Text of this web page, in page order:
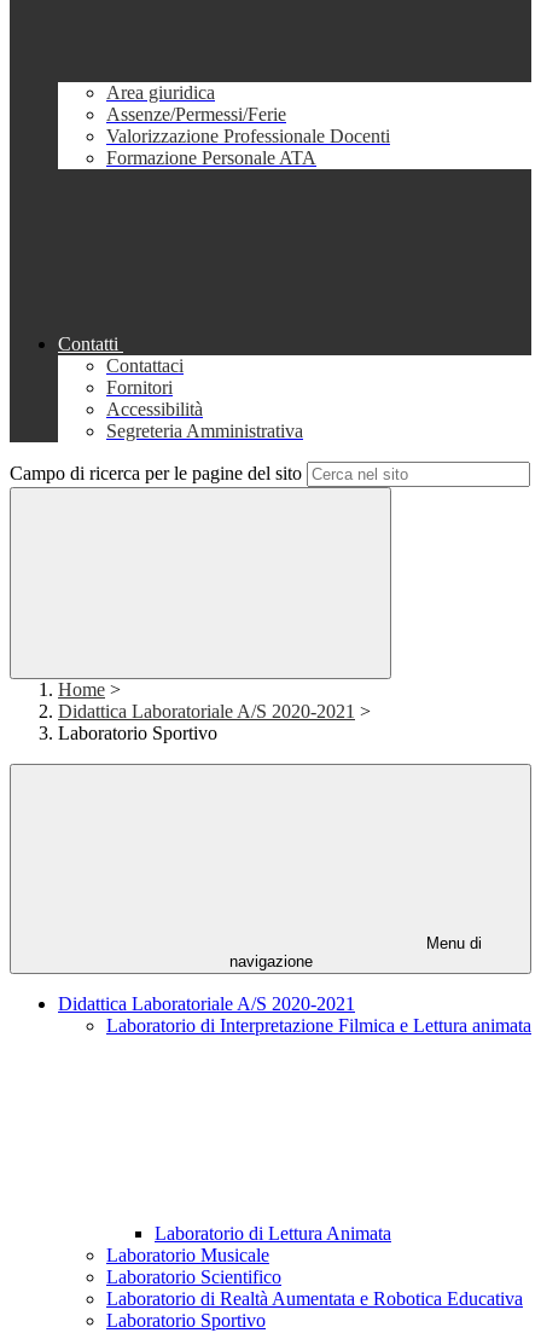
Area giuridica
Assenze/Permessi/Ferie
Valorizzazione Professionale Docenti
Formazione Personale ATA
Contatti
Contattaci
Fornitori
Accessibilità
Segreteria Amministrativa
Campo di ricerca per le pagine del sito
Home >
Didattica Laboratoriale A/S 2020-2021 >
Laboratorio Sportivo
Menu di
navigazione
Didattica Laboratoriale A/S 2020-2021
Laboratorio di Interpretazione Filmica e Lettura animata
Laboratorio di Lettura Animata
Laboratorio Musicale
Laboratorio Scientifico
Laboratorio di Realtà Aumentata e Robotica Educativa
Laboratorio Sportivo